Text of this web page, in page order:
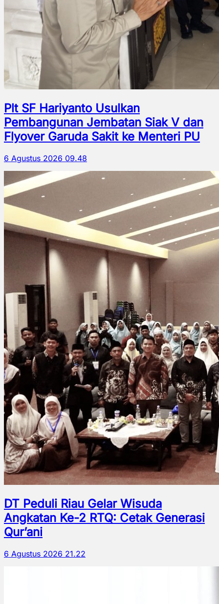
Plt SF Hariyanto Usulkan
Pembangunan Jembatan Siak V dan
Flyover Garuda Sakit ke Menteri PU
6 Agustus 2026 09.48
DT Peduli Riau Gelar Wisuda
Angkatan Ke-2 RTQ: Cetak Generasi
Qur’ani
6 Agustus 2026 21.22